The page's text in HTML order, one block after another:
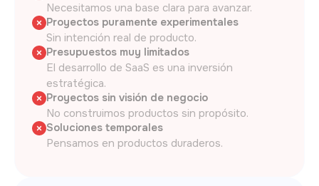
Necesitamos una base clara para avanzar.
Proyectos puramente experimentales
Sin intención real de producto.
Presupuestos muy limitados
El desarrollo de SaaS es una inversión
estratégica.
Proyectos sin visión de negocio
No construimos productos sin propósito.
Soluciones temporales
Pensamos en productos duraderos.